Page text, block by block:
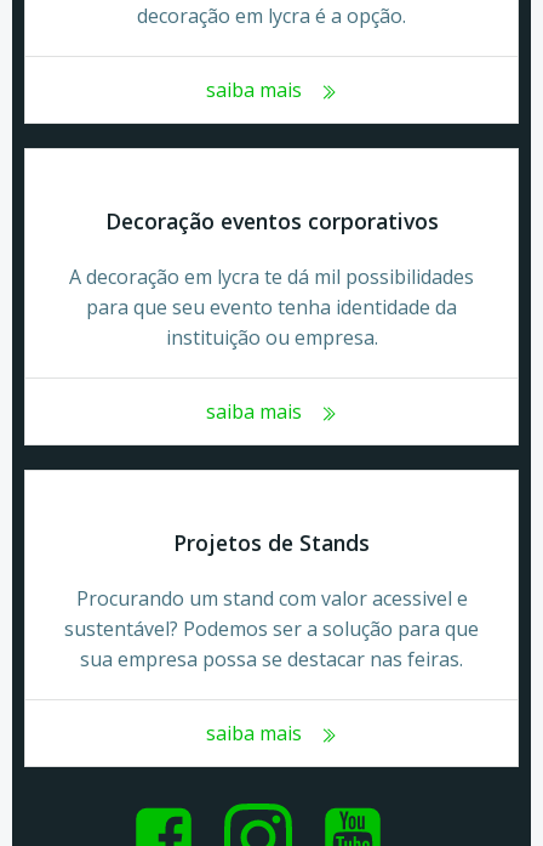
decoração em lycra é a opção.
saiba mais
Decoração eventos corporativos
A decoração em lycra te dá mil possibilidades
para que seu evento tenha identidade da
instituição ou empresa.
saiba mais
Projetos de Stands
Procurando um stand com valor acessivel e
sustentável? Podemos ser a solução para que
sua empresa possa se destacar nas feiras.
saiba mais